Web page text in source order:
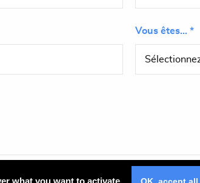
Vous êtes... *
Plan du site
what you want to activate